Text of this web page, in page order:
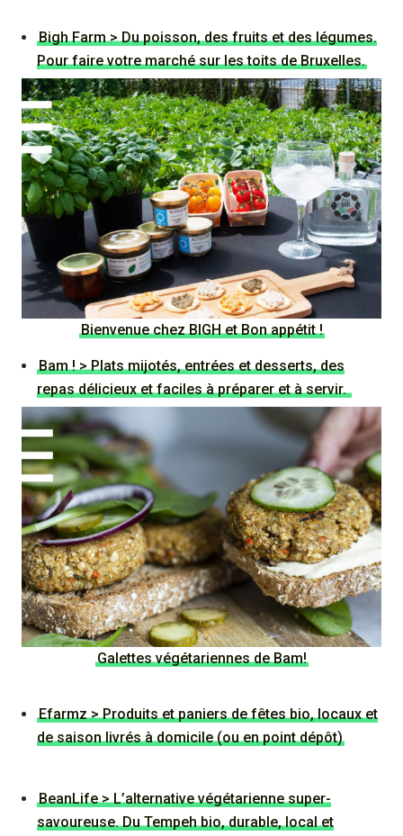
Bigh Farm > Du poisson, des fruits et des légumes.
Pour faire votre marché sur les toits de Bruxelles.
Bienvenue chez BIGH et Bon appétit !
Bam ! > Plats mijotés, entrées et desserts, des
repas délicieux et faciles à préparer et à servir.
Galettes végétariennes de Bam!
Efarmz > Produits et paniers de fêtes bio, locaux et
de saison livrés à domicile (ou en point dépôt)
BeanLife > L’alternative végétarienne super-
savoureuse. Du Tempeh bio, durable, local et